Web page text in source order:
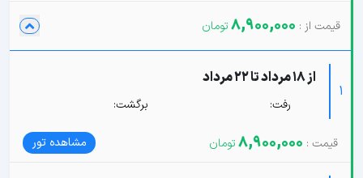
8,900,000
1
از 18 مرداد تا 22 مرداد
رفت: برگشت:
8,900,000 مشاهده تور